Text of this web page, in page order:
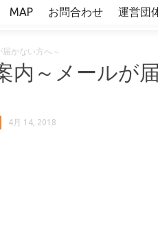
MAP お問合わせ 運営団
かない方へ～
内～メールが
4月 14, 2018